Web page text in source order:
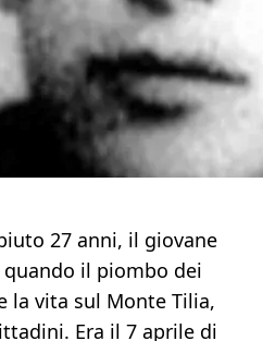
27 anni, il giovane
il piombo dei
la vita sul Monte Tilia,
Era il 7 aprile di